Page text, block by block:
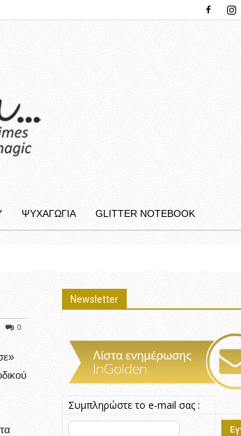
ΨΥΧΑΓΩΓΙΑ GLITTER NOTEBOOK
0
Newsletter
Συμπληρώστε το e-mail σας :